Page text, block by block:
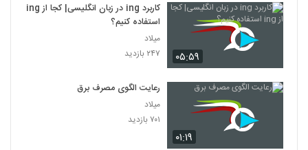
۰۵:۵۹
کاربرد ing در زبان انگلیسی| کجا از ing
استفاده کنیم؟
میلاد
۲۴۷ بازدید
۰۱:۱۹
رعایت الگوی مصرف برق
میلاد
۷۰۱ بازدید